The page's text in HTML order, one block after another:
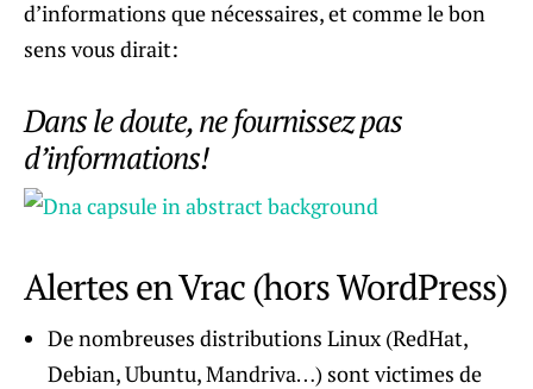
d’informations que nécessaires, et comme le bon
sens vous dirait:
Dans le doute, ne fournissez pas
d’informations!
Alertes en Vrac (hors WordPress)
De nombreuses distributions Linux (RedHat,
Debian, Ubuntu, Mandriva…) sont victimes de